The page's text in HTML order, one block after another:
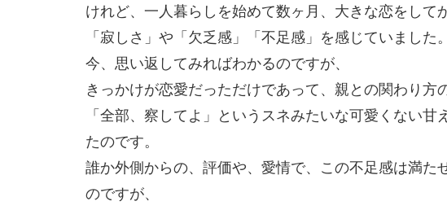
けれど、一人暮らしを始めて数ヶ月、大きな恋をして
「寂しさ」や「欠乏感」「不足感」を感じていました。
今、思い返してみればわかるのですが、
きっかけが恋愛だっただけであって、親との関わり方
「全部、察してよ」というスネみたいな可愛くない甘
たのです。
誰か外側からの、評価や、愛情で、この不足感は満た
のですが、